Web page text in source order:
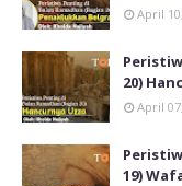
April
20)
April
19)